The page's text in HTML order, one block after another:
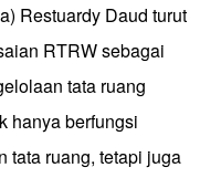
Restuardy Daud turut
RTRW sebagai
tata ruang
hanya berfungsi
tata ruang, tetapi juga